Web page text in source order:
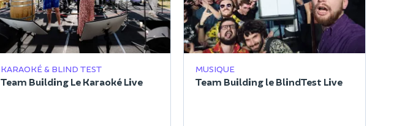
KARAOKÉ & BLIND TEST
Team Building Le Karaoké Live
MUSIQUE
Team Building le BlindTest Live